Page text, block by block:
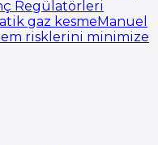
Regülatörleri
gaz kesmeManuel
risklerini minimize